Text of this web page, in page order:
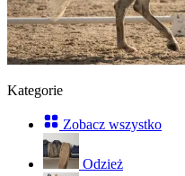
Kategorie
Zobacz wszystko
Odzież